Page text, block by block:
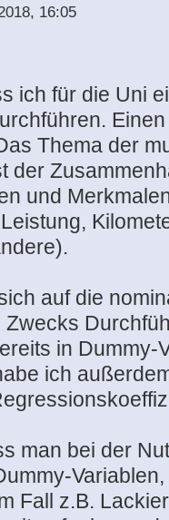
16:05
ich für die Uni
Thema der
der
und
auf die
in Dummy-
ich
man bei der
Fall z.B.